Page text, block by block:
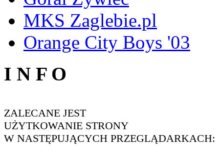
MKS Zaglebie.pl
Orange City Boys '03
I N F O
ZALECANE JEST
UŻYTKOWANIE STRONY
W NASTĘPUJĄCYCH PRZEGLĄDARKACH: